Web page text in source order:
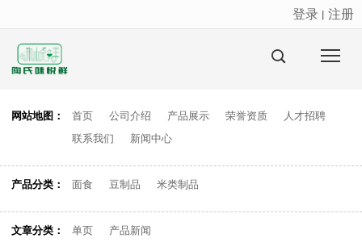
很遗憾，因您的浏览器版本过低导致无法获得最佳浏览体验，推荐下载安装谷歌浏览器！
登录 丨 注册
网站地图： 首页 公司介绍 产品展示 荣誉资质
人才招聘
联系我们
新闻中心
产品分类： 面食 豆制品 米类制品
文章分类： 单页 产品新闻